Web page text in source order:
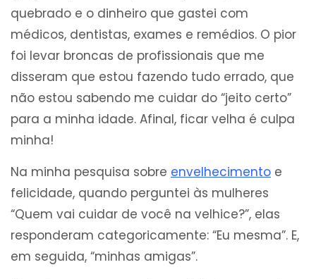
quebrado e o dinheiro que gastei com
médicos, dentistas, exames e remédios. O pior
foi levar broncas de profissionais que me
disseram que estou fazendo tudo errado, que
não estou sabendo me cuidar do “jeito certo”
para a minha idade. Afinal, ficar velha é culpa
minha!
Na minha pesquisa sobre envelhecimento e
felicidade, quando perguntei às mulheres
“Quem vai cuidar de você na velhice?”, elas
responderam categoricamente: “Eu mesma”. E,
em seguida, “minhas amigas”.